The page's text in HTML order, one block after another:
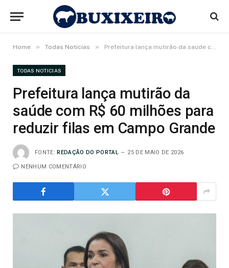
Home » Todas Noticias » Prefeitura lança mutirão da saúde com R$ 60 milhões para reduzir filas em Campo Grande
TODAS NOTICIAS
Prefeitura lança mutirão da
saúde com R$ 60 milhões para
reduzir filas em Campo Grande
FONTE: REDAÇÃO DO PORTAL 25 DE MAIO DE 2026
NENHUM COMENTÁRIO